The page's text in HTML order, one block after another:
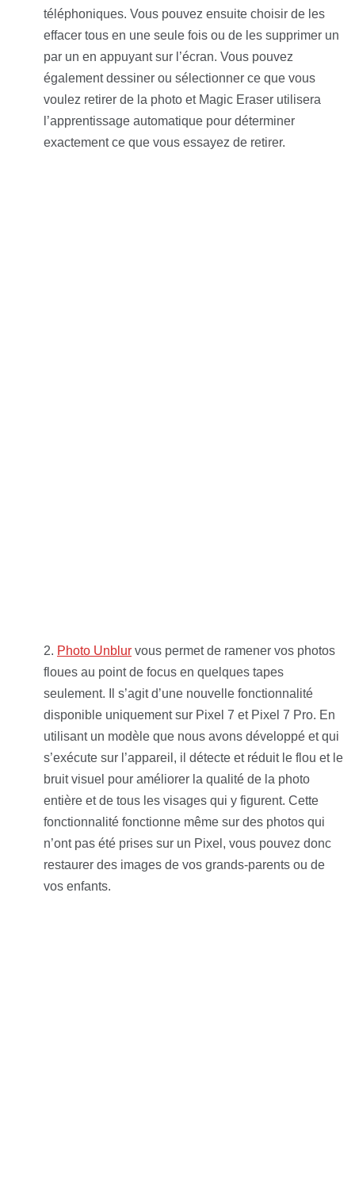
téléphoniques. Vous pouvez ensuite choisir de les
effacer tous en une seule fois ou de les supprimer un
par un en appuyant sur l’écran. Vous pouvez
également dessiner ou sélectionner ce que vous
voulez retirer de la photo et Magic Eraser utilisera
l’apprentissage automatique pour déterminer
exactement ce que vous essayez de retirer.
Photo Unblur vous permet de ramener vos photos
floues au point de focus en quelques tapes
seulement. Il s’agit d’une nouvelle fonctionnalité
disponible uniquement sur Pixel 7 et Pixel 7 Pro. En
utilisant un modèle que nous avons développé et qui
s’exécute sur l’appareil, il détecte et réduit le flou et le
bruit visuel pour améliorer la qualité de la photo
entière et de tous les visages qui y figurent. Cette
fonctionnalité fonctionne même sur des photos qui
n’ont pas été prises sur un Pixel, vous pouvez donc
restaurer des images de vos grands-parents ou de
vos enfants.